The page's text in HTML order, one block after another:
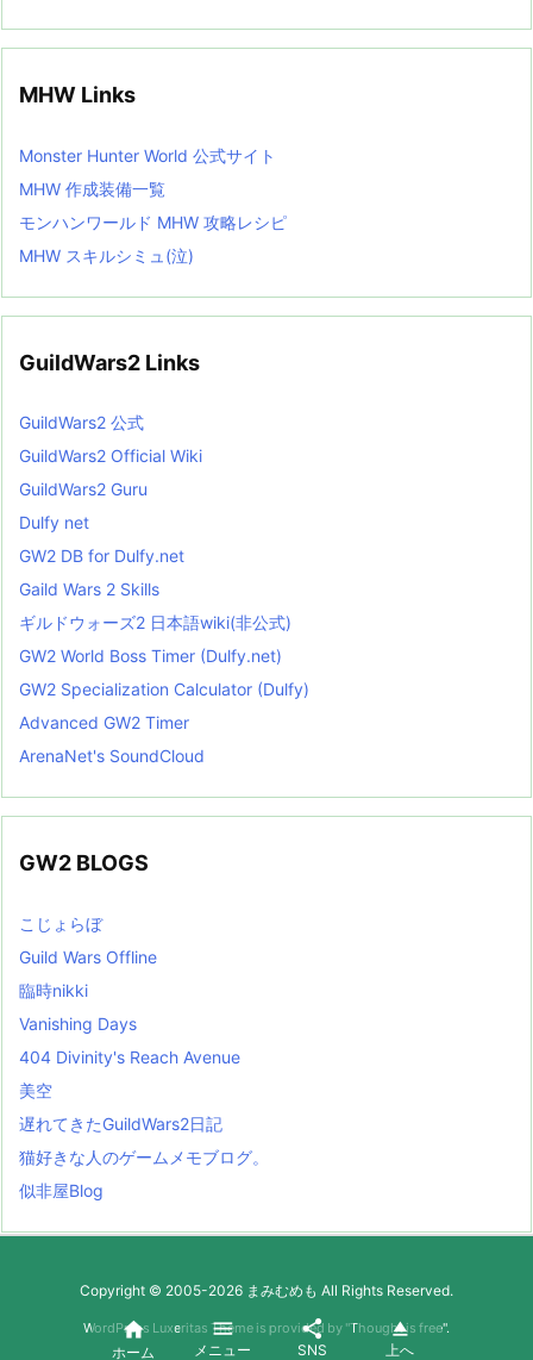
MHW Links
Monster Hunter World 公式サイト
MHW 作成装備一覧
モンハンワールド MHW 攻略レシピ
MHW スキルシミュ(泣)
GuildWars2 Links
GuildWars2 公式
GuildWars2 Official Wiki
GuildWars2 Guru
Dulfy net
GW2 DB for Dulfy.net
Gaild Wars 2 Skills
ギルドウォーズ2 日本語wiki(非公式)
GW2 World Boss Timer (Dulfy.net)
GW2 Specialization Calculator (Dulfy)
Advanced GW2 Timer
ArenaNet's SoundCloud
GW2 BLOGS
こじょらぼ
Guild Wars Offline
臨時nikki
Vanishing Days
404 Divinity's Reach Avenue
美空
遅れてきたGuildWars2日記
猫好きな人のゲームメモブログ。
似非屋Blog
Copyright © 2005-2026 まみむめも All Rights Reserved.
WordPress Luxeritas Theme is provided by "Thought is free".

ホーム

メニュー

SNS

上へ